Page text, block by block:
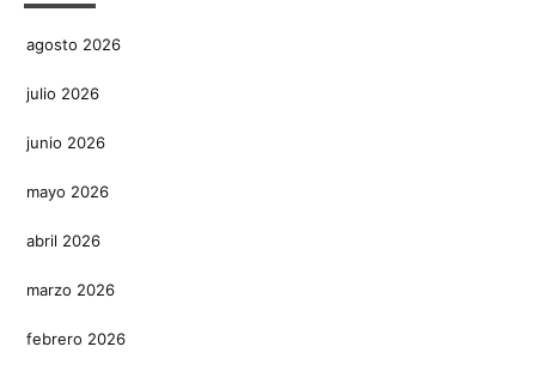
agosto 2026
julio 2026
junio 2026
mayo 2026
abril 2026
marzo 2026
febrero 2026